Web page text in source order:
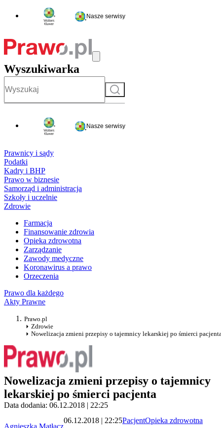
Nasze serwisy
Wyszukiwarka
Szukaj
Nasze serwisy
Prawnicy i sądy
Podatki
Kadry i BHP
Prawo w biznesie
Samorząd i administracja
Szkoły i uczelnie
Zdrowie
Farmacja
Finansowanie zdrowia
Opieka zdrowotna
Zarządzanie
Zawody medyczne
Koronawirus a prawo
Orzeczenia
Prawo dla każdego
Akty Prawne
Prawo.pl
Zdrowie
Nowelizacja zmieni przepisy o tajemnicy lekarskiej po śmierci
Nowelizacja zmieni przepisy o tajemnicy
lekarskiej po śmierci pacjenta
Data dodania: 06.12.2018 | 22:25
06.12.2018 | 22:25PacjentOpieka zdrowotna